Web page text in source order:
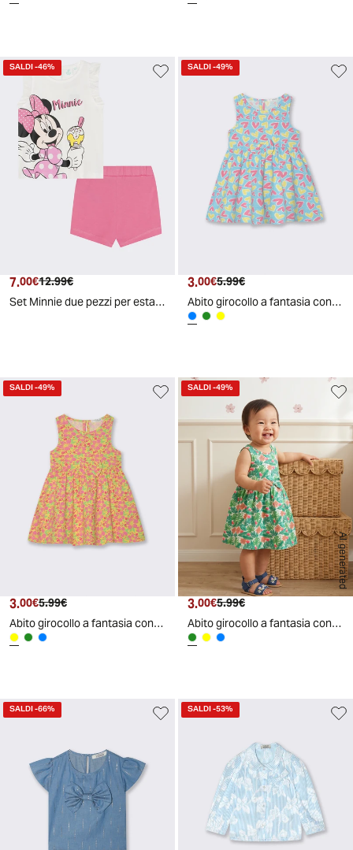
SALDI-46%
Prezzo attuale
7.00€ Prezzo originale
12.99€
Set Minnie due pezzi per estate modaiole - Fuxia
SALDI-49%
Prezzo attuale
3.00€ Prezzo originale
5.99€
Abito girocollo a fantasia con fiocco - Azzurro
SALDI-49%
Prezzo attuale
3.00€ Prezzo originale
5.99€
Abito girocollo a fantasia con fiocco - Giallo
AI generated
SALDI-49%
Prezzo attuale
3.00€ Prezzo originale
5.99€
Abito girocollo a fantasia con fiocco - Verde
SALDI-66% SALDI-53%